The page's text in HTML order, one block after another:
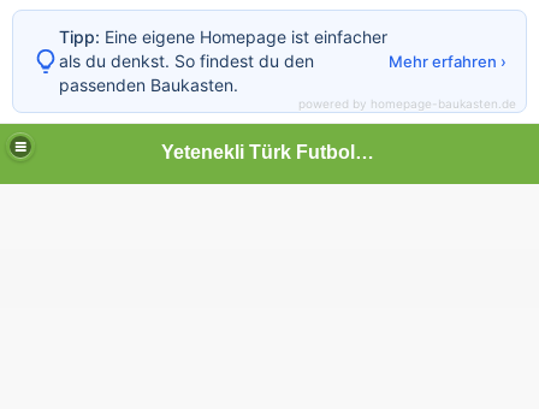
Yetenekli Türk Futbolcular
Tipp: Eine eigene Homepage ist einfacher
als du denkst. So findest du den
passenden Baukasten.
Mehr erfahren ›
powered by homepage-baukasten.de